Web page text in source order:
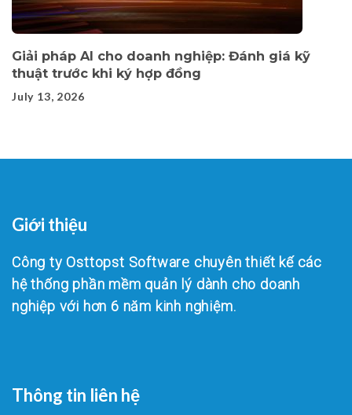
Giải pháp AI cho doanh nghiệp: Đánh giá kỹ
thuật trước khi ký hợp đồng
July 13, 2026
Giới thiệu
Công ty Osttopst Software chuyên thiết kế các
hệ thống phần mềm quản lý dành cho doanh
nghiệp với hơn 6 năm kinh nghiệm.
Thông tin liên hệ